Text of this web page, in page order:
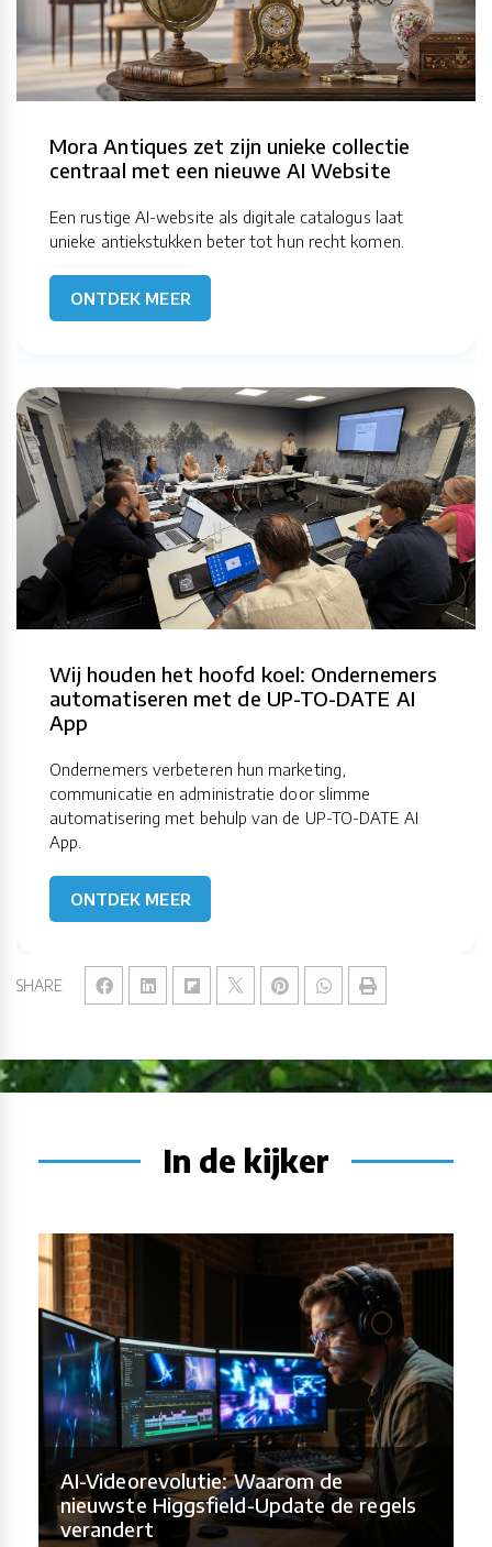
SHARE
Mora Antiques zet zijn unieke collectie
centraal met een nieuwe AI Website
Een rustige AI-website als digitale catalogus laat
unieke antiekstukken beter tot hun recht komen.
ONTDEK MEER
Wij houden het hoofd koel: Ondernemers
automatiseren met de UP-TO-DATE AI
App
Ondernemers verbeteren hun marketing,
communicatie en administratie door slimme
automatisering met behulp van de UP-TO-DATE AI
App.
ONTDEK MEER
In de kijker
AI-Videorevolutie: Waarom de
nieuwste Higgsfield-Update de regels
verandert